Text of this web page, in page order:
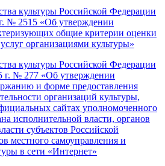
культуры Российской Федерации
№ 2515 «Об утверждении
общие критерии оценки
организациями культуры»
культуры Российской Федерации
г. № 277 «Об утверждении
и форме предоставления
организаций культуры,
сайтах уполномоченного
исполнительной власти, органов
субъектов Российской
местного самоуправления и
в сети «Интернет»